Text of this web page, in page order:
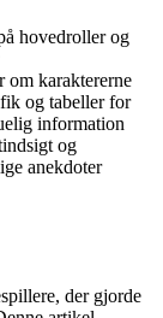
hovedroller og
om karaktererne
og tabeller for
information
og
anekdoter
der gjorde